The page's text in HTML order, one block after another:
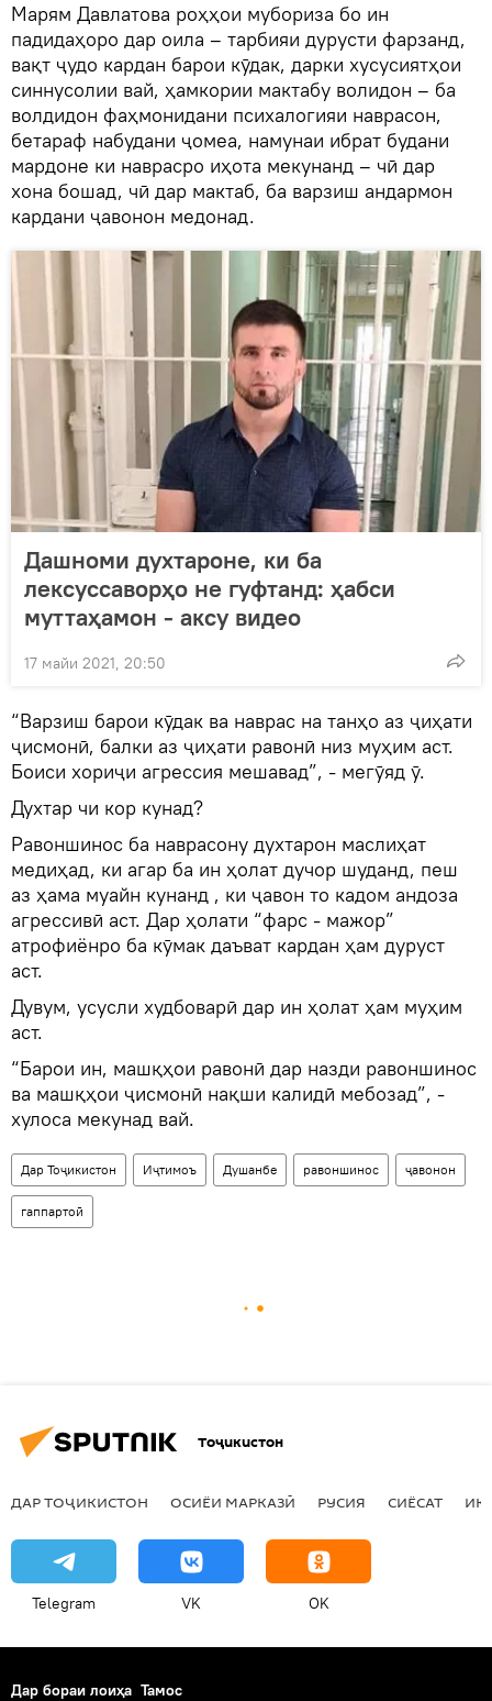
Марям Давлатова роҳҳои мубориза бо ин
падидаҳоро дар оила – тарбияи дурусти фарзанд,
вақт ҷудо кардан барои кӯдак, дарки хусусиятҳои
синнусолии вай, ҳамкории мактабу волидон – ба
волдидон фаҳмонидани психалогияи наврасон,
бетараф набудани ҷомеа, намунаи ибрат будани
мардоне ки наврасро иҳота мекунанд – чӣ дар
хона бошад, чӣ дар мактаб, ба варзиш андармон
кардани ҷавонон медонад.
Дашноми духтароне, ки ба
лексуссаворҳо не гуфтанд: ҳабси
муттаҳамон - аксу видео
17 майи 2021, 20:50
“Варзиш барои кӯдак ва наврас на танҳо аз ҷиҳати
ҷисмонӣ, балки аз ҷиҳати равонӣ низ муҳим аст.
Боиси хориҷи агрессия мешавад”, - мегӯяд ӯ.
Духтар чи кор кунад?
Равоншинос ба наврасону духтарон маслиҳат
медиҳад, ки агар ба ин ҳолат дучор шуданд, пеш
аз ҳама муайн кунанд , ки ҷавон то кадом андоза
агрессивӣ аст. Дар ҳолати “фарс - мажор”
атрофиёнро ба кӯмак даъват кардан ҳам дуруст
аст.
Дувум, усусли худбоварӣ дар ин ҳолат ҳам муҳим
аст.
“Барои ин, машқҳои равонӣ дар назди равоншинос
ва машқҳои ҷисмонӣ нақши калидӣ мебозад”, -
хулоса мекунад вай.
Дар Тоҷикистон Иҷтимоъ Душанбе равоншинос ҷавонон
гаппартоӣ
Тоҷикистон
ДАР ТОҶИКИСТОН ОСИЁИ МАРКАЗӢ РУСИЯ СИЁСАТ
Telegram VK OK
Дар бораи лоиҳа Тамос